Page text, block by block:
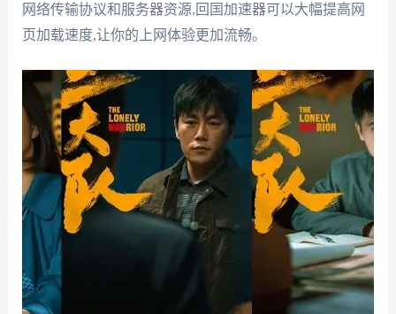
网络传输协议和服务器资源,回国加速器可以大幅提高网
页加载速度,让你的上网体验更加流畅。